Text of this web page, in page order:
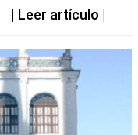
Leer artículo